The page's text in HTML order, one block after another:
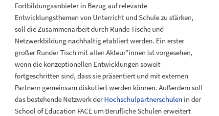
Fortbildungsanbieter in Bezug auf relevante
Entwicklungsthemen von Unterricht und Schule zu stärken,
soll die Zusammenarbeit durch Runde Tische und
Netzwerkbildung nachhaltig etabliert werden. Ein erster
großer Runder Tisch mit allen Akteur*innen ist vorgesehen,
wenn die konzeptionellen Entwicklungen soweit
fortgeschritten sind, dass sie präsentiert und mit externen
Partnern gemeinsam diskutiert werden können. Außerdem soll
das bestehende Netzwerk derHochschulpartnerschulen in der
School of Education FACE um Berufliche Schulen erweitert